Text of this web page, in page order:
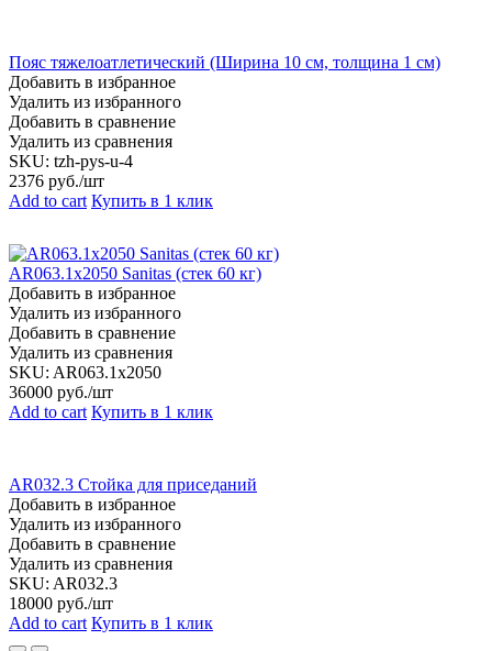
Пояс тяжелоатлетический (Ширина 10 см, толщина 1 см)
Добавить в избранное
Удалить из избранного
Добавить в сравнение
Удалить из сравнения
SKU: tzh-pys-u-4
2376 руб./шт
Add to cart Купить в 1 клик
AR063.1х2050 Sanitas (стек 60 кг)
Добавить в избранное
Удалить из избранного
Добавить в сравнение
Удалить из сравнения
SKU: AR063.1х2050
36000 руб./шт
Add to cart Купить в 1 клик
AR032.3 Cтойка для приседаний
Добавить в избранное
Удалить из избранного
Добавить в сравнение
Удалить из сравнения
SKU: AR032.3
18000 руб./шт
Add to cart Купить в 1 клик